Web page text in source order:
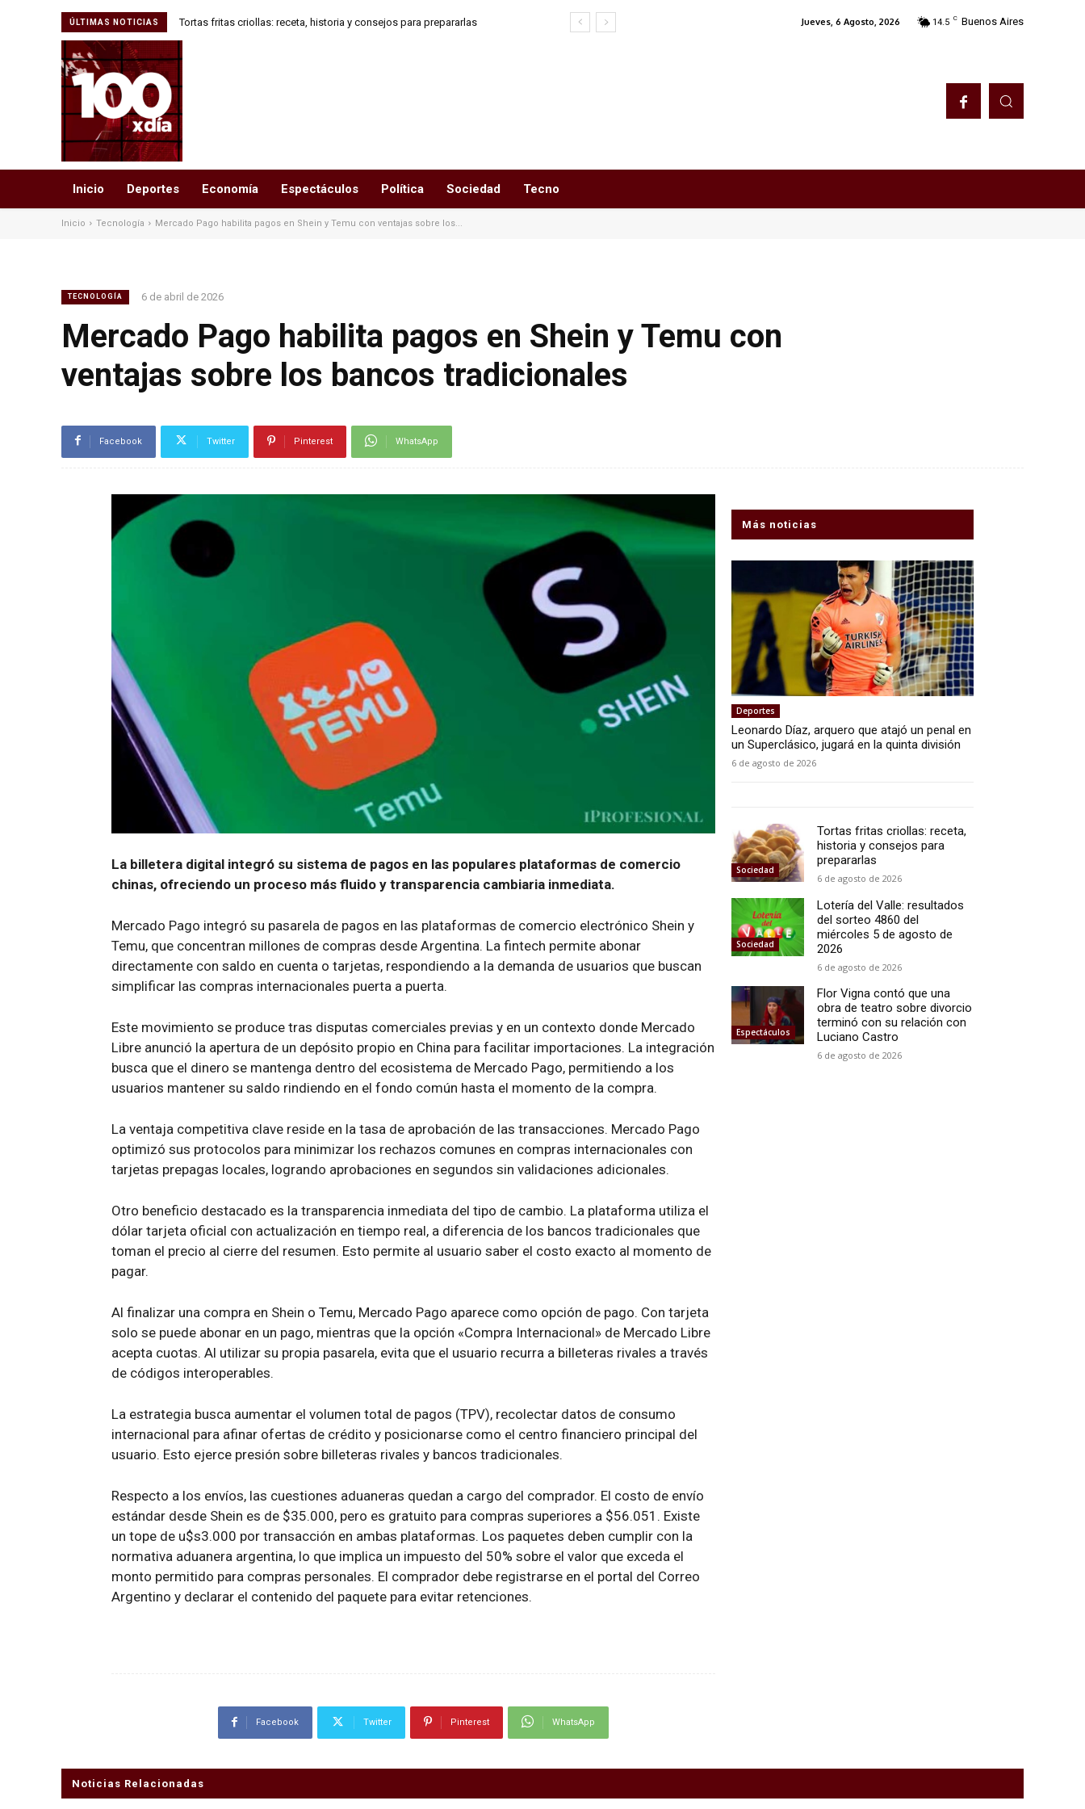
ÚLTIMAS NOTICIAS Tortas fritas criollas: receta, historia y consejos para prepararlas Jueves, 6 Agosto, 2026 14.5 C Buenos Aires
Inicio Deportes Economía Espectáculos Política Sociedad Tecno
Inicio Tecnología Mercado Pago habilita pagos en Shein y Temu con ventajas sobre los...
TECNOLOGÍA 6 de abril de 2026
Mercado Pago habilita pagos en Shein y Temu con
ventajas sobre los bancos tradicionales
Facebook Twitter Pinterest WhatsApp
La billetera digital integró su sistema de pagos en las populares plataformas de comercio
chinas, ofreciendo un proceso más fluido y transparencia cambiaria inmediata.
Mercado Pago integró su pasarela de pagos en las plataformas de comercio electrónico Shein y
Temu, que concentran millones de compras desde Argentina. La fintech permite abonar
directamente con saldo en cuenta o tarjetas, respondiendo a la demanda de usuarios que buscan
simplificar las compras internacionales puerta a puerta.
Este movimiento se produce tras disputas comerciales previas y en un contexto donde Mercado
Libre anunció la apertura de un depósito propio en China para facilitar importaciones. La integración
busca que el dinero se mantenga dentro del ecosistema de Mercado Pago, permitiendo a los
usuarios mantener su saldo rindiendo en el fondo común hasta el momento de la compra.
La ventaja competitiva clave reside en la tasa de aprobación de las transacciones. Mercado Pago
optimizó sus protocolos para minimizar los rechazos comunes en compras internacionales con
tarjetas prepagas locales, logrando aprobaciones en segundos sin validaciones adicionales.
Otro beneficio destacado es la transparencia inmediata del tipo de cambio. La plataforma utiliza el
dólar tarjeta oficial con actualización en tiempo real, a diferencia de los bancos tradicionales que
toman el precio al cierre del resumen. Esto permite al usuario saber el costo exacto al momento de
pagar.
Al finalizar una compra en Shein o Temu, Mercado Pago aparece como opción de pago. Con tarjeta
solo se puede abonar en un pago, mientras que la opción «Compra Internacional» de Mercado Libre
acepta cuotas. Al utilizar su propia pasarela, evita que el usuario recurra a billeteras rivales a través
de códigos interoperables.
La estrategia busca aumentar el volumen total de pagos (TPV), recolectar datos de consumo
internacional para afinar ofertas de crédito y posicionarse como el centro financiero principal del
usuario. Esto ejerce presión sobre billeteras rivales y bancos tradicionales.
Respecto a los envíos, las cuestiones aduaneras quedan a cargo del comprador. El costo de envío
estándar desde Shein es de $35.000, pero es gratuito para compras superiores a $56.051. Existe
un tope de u$s3.000 por transacción en ambas plataformas. Los paquetes deben cumplir con la
normativa aduanera argentina, lo que implica un impuesto del 50% sobre el valor que exceda el
monto permitido para compras personales. El comprador debe registrarse en el portal del Correo
Argentino y declarar el contenido del paquete para evitar retenciones.
Facebook Twitter Pinterest WhatsApp
Más noticias
Deportes
Leonardo Díaz, arquero que atajó un penal en
un Superclásico, jugará en la quinta división
6 de agosto de 2026
Sociedad
Tortas fritas criollas: receta,
historia y consejos para
prepararlas
6 de agosto de 2026
Sociedad
Lotería del Valle: resultados
del sorteo 4860 del
miércoles 5 de agosto de
2026
6 de agosto de 2026
Espectáculos
Flor Vigna contó que una
obra de teatro sobre divorcio
terminó con su relación con
Luciano Castro
6 de agosto de 2026
Noticias Relacionadas